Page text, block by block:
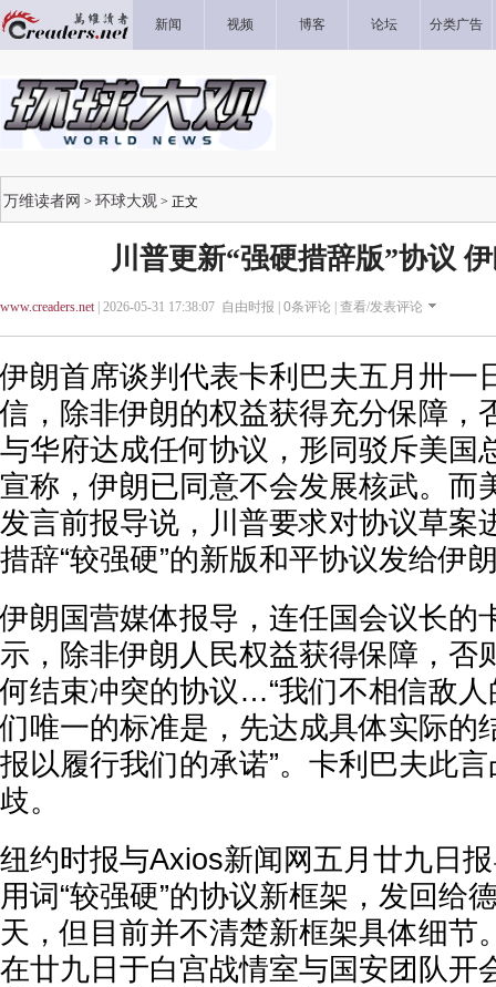
新闻 视频 博客 论坛 分类广告
万维读者网 > 环球大观 > 正文
川普更新“强硬措辞版”协议
www.creaders.net| 2026-05-31 17:38:07 自由时报 | 0条评论 | 查看/发表评论
伊朗首席谈判代表卡利巴夫五月卅一
信，除非伊朗的权益获得充分保障，
与华府达成任何协议，形同驳斥美国
宣称，伊朗已同意不会发展核武。而
发言前报导说，川普要求对协议草案
措辞“较强硬”的新版和平协议发给伊
伊朗国营媒体报导，连任国会议长的
示，除非伊朗人民权益获得保障，否
何结束冲突的协议…“我们不相信敌
们唯一的标准是，先达成具体实际的
报以履行我们的承诺”。卡利巴夫此
歧。
纽约时报与Axios新闻网五月廿九日
用词“较强硬”的协议新框架，发回给
天，但目前并不清楚新框架具体细节
在廿九日于白宫战情室与国安团队开